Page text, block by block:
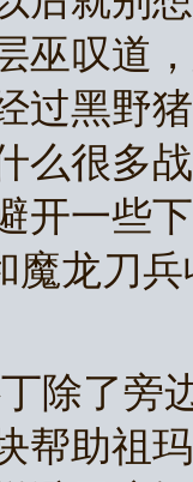
巫叹道
过黑野
么很多
开一些
魔龙刀
除了旁
帮助祖